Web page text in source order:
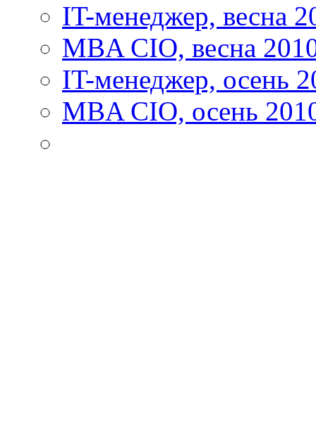
IT-менеджер, весна
MBA CIO, весна
IT-менеджер, осень
MBA CIO, осень